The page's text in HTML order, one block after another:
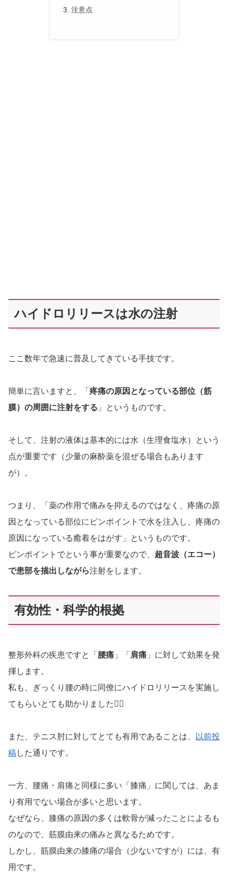
注意点
ハイドロリリースは水の注射
ここ数年で急速に普及してきている手技です。
簡単に言いますと、「 疼痛の原因となっている部位（筋
膜）の周囲に注射をする 」というものです。
そして、注射の液体は基本的には水（生理食塩水）という
点が重要です（少量の麻酔薬を混ぜる場合もあります
が）。
つまり、「薬の作用で痛みを抑えるのではなく、疼痛の原
因となっている部位にピンポイントで水を注入し、疼痛の
原因になっている癒着をはがす」というものです。
ピンポイントでという事が重要なので、 超音波（エコー）
で患部を描出しながら注射をします。
有効性・科学的根拠
整形外科の疾患ですと「 腰痛 」「 肩痛 」に対して効果を発
揮します。
私も、ぎっくり腰の時に同僚にハイドロリリースを実施し
てもらいとても助かりました🙇‍♂️
また、テニス肘に対してとても有用であることは、 以前投
稿した通りです。
一方、腰痛・肩痛と同様に多い「膝痛」に関しては、あま
り有用でない場合が多いと思います。
なぜなら、膝痛の原因の多くは軟骨が減ったことによるも
のなので、筋膜由来の痛みと異なるためです。
しかし、筋膜由来の膝痛の場合（少ないですが）には、有
用です。